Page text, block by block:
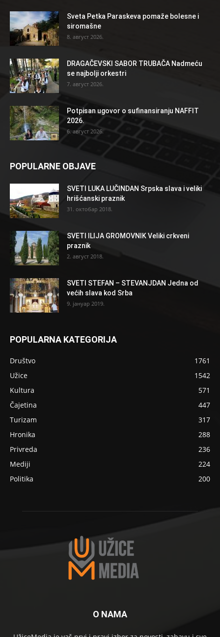
Sveta Petka Paraskeva pomaže bolesne i
siromašne
8. август 2026.
DRAGAČEVSKI SABOR TRUBAČA Nadmeću
se najbolji orkestri
7. август 2026.
Potpisan ugovor o sufinansiranju NAFFIT
2026.
6. август 2026.
POPULARNE OBJAVE
SVETI LUKA LUČINDAN Srpska slava i veliki
hrišćanski praznik
31. октобар 2018.
SVETI ILIJA GROMOVNIK Veliki crkveni
praznik
2. август 2018.
SVETI STEFAN – STEVANJDAN Jedna od
većih slava kod Srba
9. јануар 2019.
POPULARNA KATEGORIJA
Društvo
1761
Užice
1542
Kultura
571
Čajetina
447
Turizam
317
Hronika
288
Privreda
236
Mediji
224
Politika
200
O NAMA